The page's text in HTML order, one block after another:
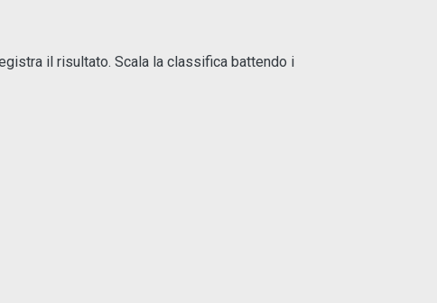
il risultato. Scala la classifica battendo i